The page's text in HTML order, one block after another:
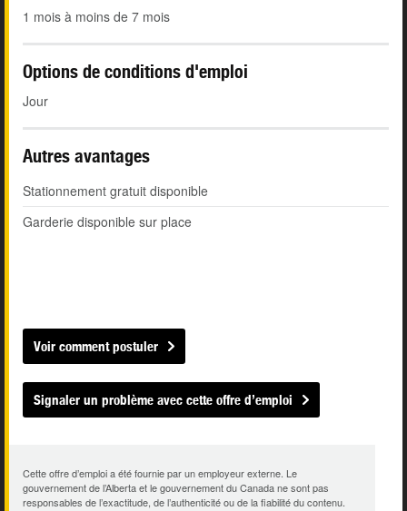
1 mois à moins de 7 mois
Options de conditions d'emploi
Jour
Autres avantages
Stationnement gratuit disponible
Garderie disponible sur place
Voir comment postuler
Signaler un problème avec cette offre d’emploi
Cette offre d’emploi a été fournie par un employeur externe. Le
gouvernement de l’Alberta et le gouvernement du Canada ne sont pas
responsables de l’exactitude, de l’authenticité ou de la fiabilité du contenu.